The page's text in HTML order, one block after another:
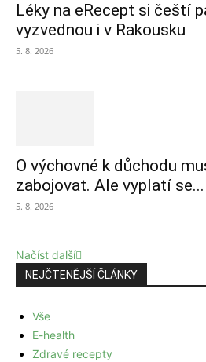
Léky na eRecept si čeští
vyzvednou i v Rakousku
5. 8. 2026
O výchovné k důchodu
zabojovat. Ale vyplatí se...
5. 8. 2026
Načíst další
NEJČTENĚJŠÍ ČLÁNKY
Vše
E-health
Zdravé recepty